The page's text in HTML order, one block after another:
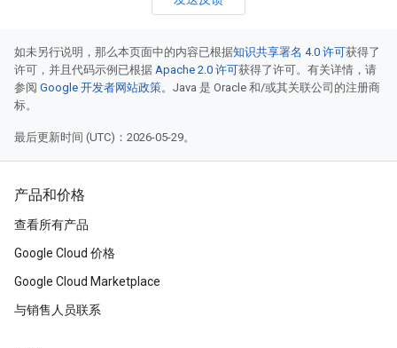
如未另行说明，那么本页面中的内容已根据知识共享署名 4.0 许可获得了
许可，并且代码示例已根据 Apache 2.0 许可获得了许可。有关详情，请
参阅 Google 开发者网站政策。Java 是 Oracle 和/或其关联公司的注册商
标。
最后更新时间 (UTC)：2026-05-29。
产品和价格
查看所有产品
Google Cloud 价格
Google Cloud Marketplace
与销售人员联系